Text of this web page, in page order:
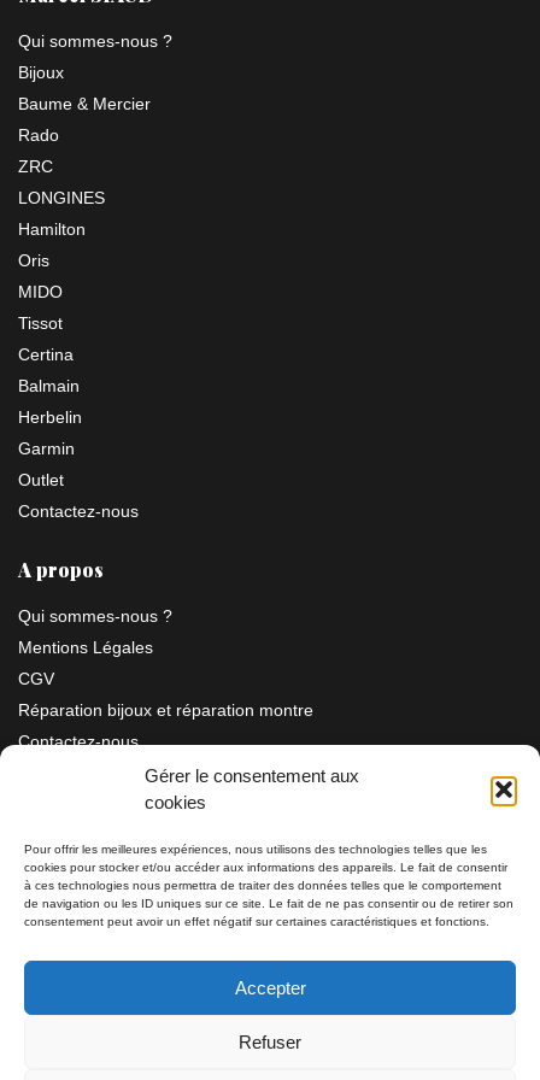
Gérer le consentement aux
cookies
Pour offrir les meilleures expériences, nous utilisons des technologies telles que les
cookies pour stocker et/ou accéder aux informations des appareils. Le fait de consentir
à ces technologies nous permettra de traiter des données telles que le comportement
de navigation ou les ID uniques sur ce site. Le fait de ne pas consentir ou de retirer son
consentement peut avoir un effet négatif sur certaines caractéristiques et fonctions.
Accepter
Refuser
Qui sommes-nous ?
Bijoux
Baume & Mercier
Rado
ZRC
LONGINES
Hamilton
Oris
MIDO
Tissot
Certina
Balmain
Herbelin
Garmin
Outlet
Contactez-nous
A propos
Qui sommes-nous ?
Mentions Légales
CGV
Réparation bijoux et réparation montre
Contactez-nous
Information
Bijouterie SIAUD11 rue Masséna 06000 NICE
Tél: 04 93 82 29 34 / 09 78 81 68 81